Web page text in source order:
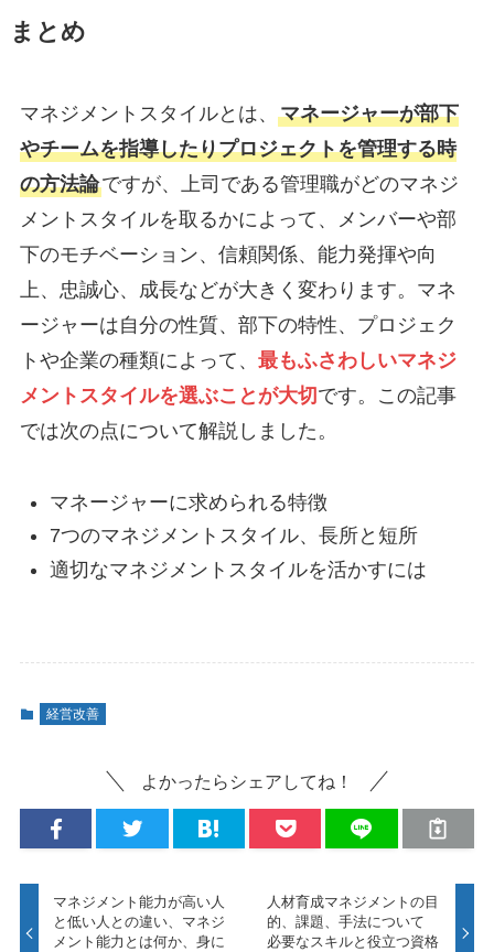
まとめ
マネジメントスタイルとは、 マネージャーが部下
やチームを指導したりプロジェクトを管理する時
の方法論ですが、上司である管理職がどのマネジ
メントスタイルを取るかによって、メンバーや部
下のモチベーション、信頼関係、能力発揮や向
上、忠誠心、成長などが大きく変わります。マネ
ージャーは自分の性質、部下の特性、プロジェク
トや企業の種類によって、 最もふさわしいマネジ
メントスタイルを選ぶことが大切です。この記事
では次の点について解説しました。
マネージャーに求められる特徴
7つのマネジメントスタイル、長所と短所
適切なマネジメントスタイルを活かすには
経営改善
よかったらシェアしてね！
マネジメント能力が高い人
と低い人との違い、マネジ
メント能力とは何か、身に
人材育成マネジメントの目
的、課題、手法について
必要なスキルと役立つ資格